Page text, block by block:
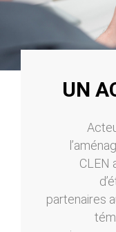
UN
CLEN
partenaires